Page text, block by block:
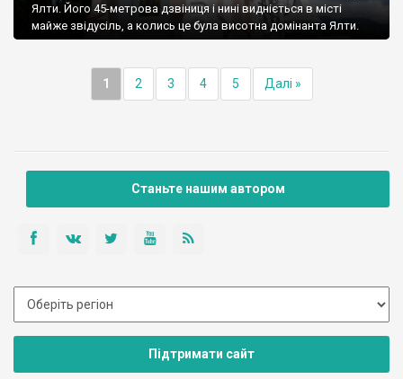
Ялти. Його 45-метрова дзвіниця і нині видніється в місті
майже звідусіль, а колись це була висотна домінанта Ялти.
1 2 3 4 5 Далі »
Станьте нашим автором
Підтримати сайт